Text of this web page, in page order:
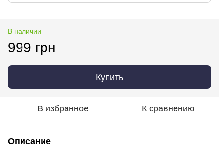
В наличии
999 грн
Купить
В избранное К сравнению
Описание